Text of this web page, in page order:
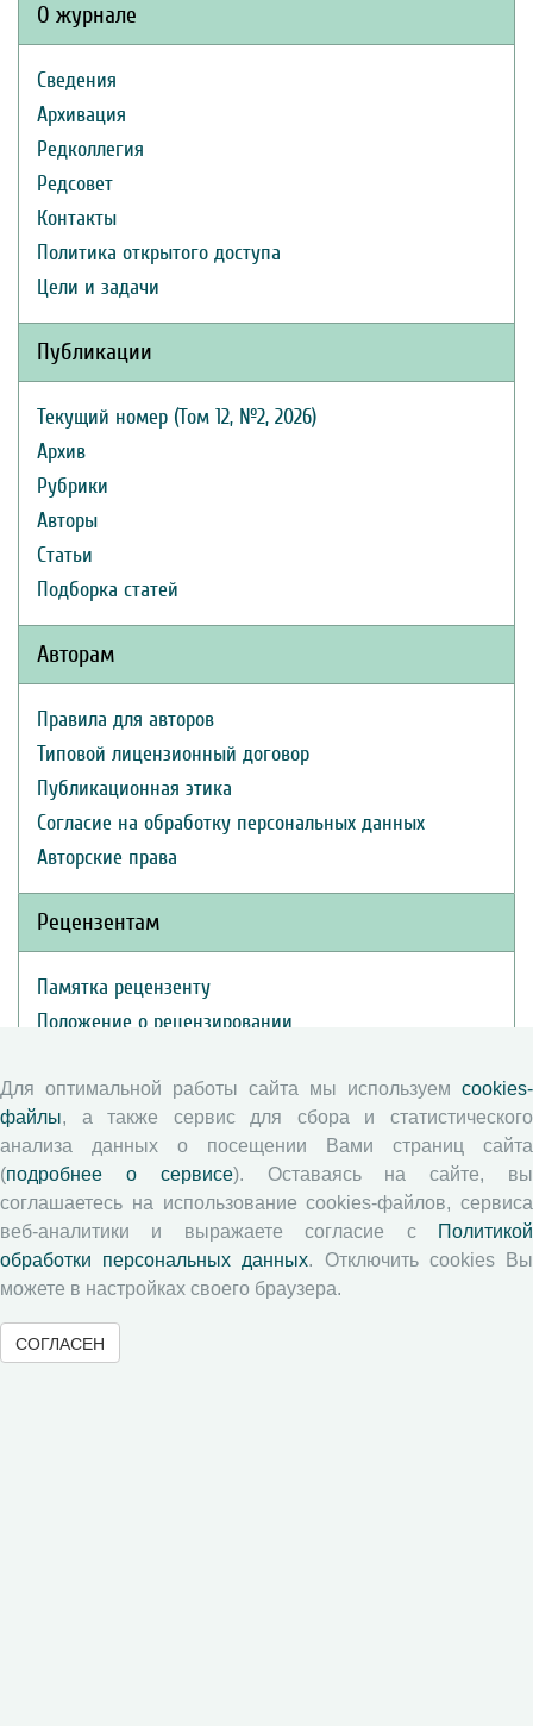
О журнале
Сведения
Архивация
Редколлегия
Редсовет
Контакты
Политика открытого доступа
Цели и задачи
Публикации
Текущий номер (Том 12, №2, 2026)
Архив
Рубрики
Авторы
Статьи
Подборка статей
Авторам
Правила для авторов
Типовой лицензионный договор
Публикационная этика
Согласие на обработку персональных данных
Авторские права
Рецензентам
Памятка рецензенту
Положение о рецензировании
Журналы ВолНЦ РАН
Экономические и социальные перемены
Проблемы развития территории
Вопросы территориального развития
Юный экономист
Для оптимальной работы сайта мы используем cookies-
файлы, а также сервис для сбора и статистического
анализа данных о посещении Вами страниц сайта
(подробнее о сервисе). Оставаясь на сайте, вы
соглашаетесь на использование cookies-файлов, сервиса
веб-аналитики и выражаете согласие с
Политикой
обработки персональных данных. Отключить cookies Вы
можете в настройках своего браузера.
СОГЛАСЕН